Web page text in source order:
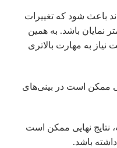
باعث شود که تغییرات
نمایان باشد. به همین
به مهارت بالاتری
ممکن است در بینی‌های
نتایج نهایی ممکن است
باشد.